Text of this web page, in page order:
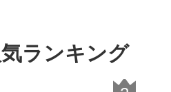
ランキング